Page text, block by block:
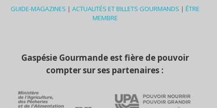
GUIDE-MAGAZINES | ACTUALITÉS ET BILLETS GOURMANDS | ÊTRE
MEMBRE
Gaspésie Gourmande est fière de pouvoir
compter sur ses partenaires :